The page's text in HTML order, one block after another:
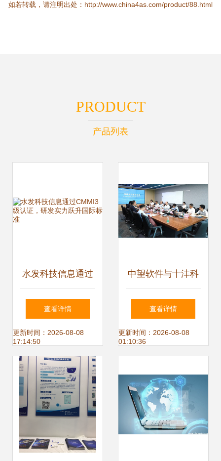
如若转载，请注明出处：http://www.china4as.com/product/88.html
PRODUCT
产品列表
水发科技信息通过
CMMI3级认证，研
发实力跃升国际标
准
查看详情
更新时间：2026-08-08
17:14:50
中望软件与十沣科
技战略携手，共破
CAE自主核心技术
查看详情
更新时间：2026-08-08
01:10:36